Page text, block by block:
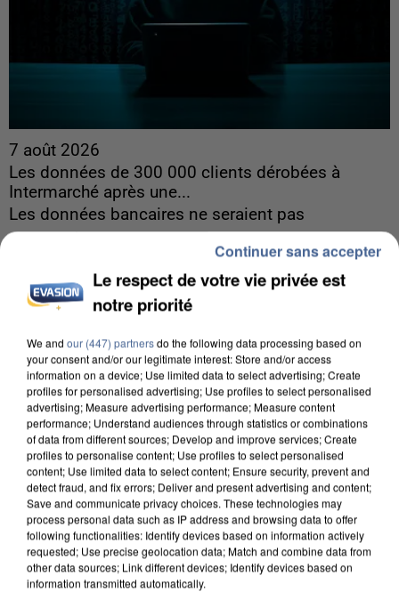
7 août 2026
Les données de 300 000 clients dérobées à
Intermarché après une...
Les données bancaires ne seraient pas
concernées.
7 août 2026
Un second cadre de la DZ Mafia interpellé en
Le respect de votre vie privée est
notre priorité
We and our (447) partnersdo the following data processing based on
your consent and/or our legitimate interest: Store and/or access
information on a device; Use limited data to select advertising; Create
profiles for personalised advertising; Use profiles to select personalised
advertising; Measure advertising performance; Measure content
performance; Understand audiences through statistics or combinations
of data from different sources; Develop and improve services; Create
profiles to personalise content; Use profiles to select personalised
content; Use limited data to select content; Ensure security, prevent and
detect fraud, and fix errors; Deliver and present advertising and content;
Save and communicate privacy choices. These technologies may
process personal data such as IP address and browsing data to offer
following functionalities: Identify devices based on information actively
requested; Use precise geolocation data; Match and combine data from
other data sources; Link different devices; Identify devices based on
information transmitted automatically.
Continuer sans accepter